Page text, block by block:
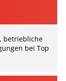
betriebliche
bei Top